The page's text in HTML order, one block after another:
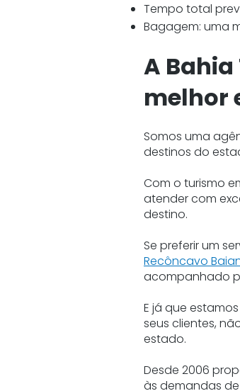
Tempo total
Bagagem: uma
A
melhor
Somos uma
destinos do
Com o turismo
atender com
destino.
Se preferir um
Recôncavo
acompanhado
E já que
seus clientes,
estado.
Desde 2006
às demandas